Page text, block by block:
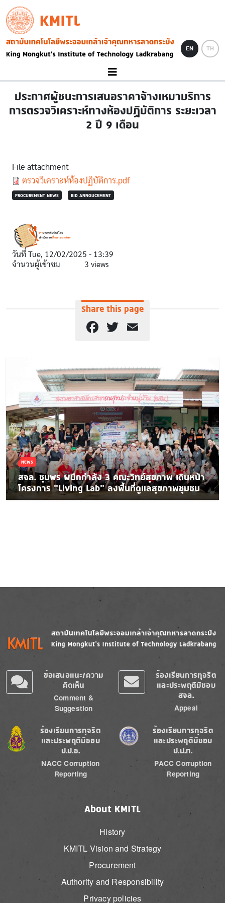
Skip to main content
KMITL
Image
EN TH
ประกาศผู้ชนะการเสนอราคาจ้างเหมาบริการ
การตรวจวิเคราะห์ทางห้องปฏิบัติการ ระยะเวลา
2 ปี 9 เดือน
File attachment
Document
ตรวจวิเคราะห์ห้องปฏิบัติการ.pdf
PROCUREMENT NEWS BID ANNOUCEMENT
วันที่ Tue, 12/02/2025 - 13:39
จำนวนผู้เข้าชม
3 views
Share this page
Facebook
Twitter
NEWS
สจล. ชุมพร ผนึกกำลัง 3 คณะวิทย์สุขภาพ เดินหน้า
โครงการ “Living Lab” ลงพื้นที่ดูแลสุขภาพชุมชน
Image
ข้อเสนอแนะ/ความ
คิดเห็น
Comment &
Suggestion
ร้องเรียนการทุจริต
และประพฤติมิชอบ
สจล.
Appeal
Image
ร้องเรียนการทุจริต
และประพฤติมิชอบ
ป.ป.ช.
NACC Corruption
Reporting
Image
ร้องเรียนการทุจริต
และประพฤติมิชอบ
ป.ป.ท.
PACC Corruption
Reporting
About KMITL
History
KMITL Vision and Strategy
Procurement
Authority and Responsibility
Privacy policies